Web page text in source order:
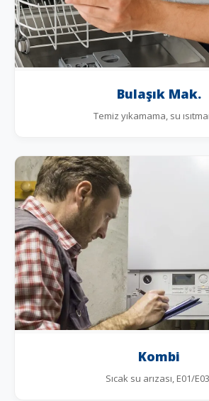
Bulaşık Mak.
Temiz yıkamama, su
Kombi
Sıcak su arızası, E01/